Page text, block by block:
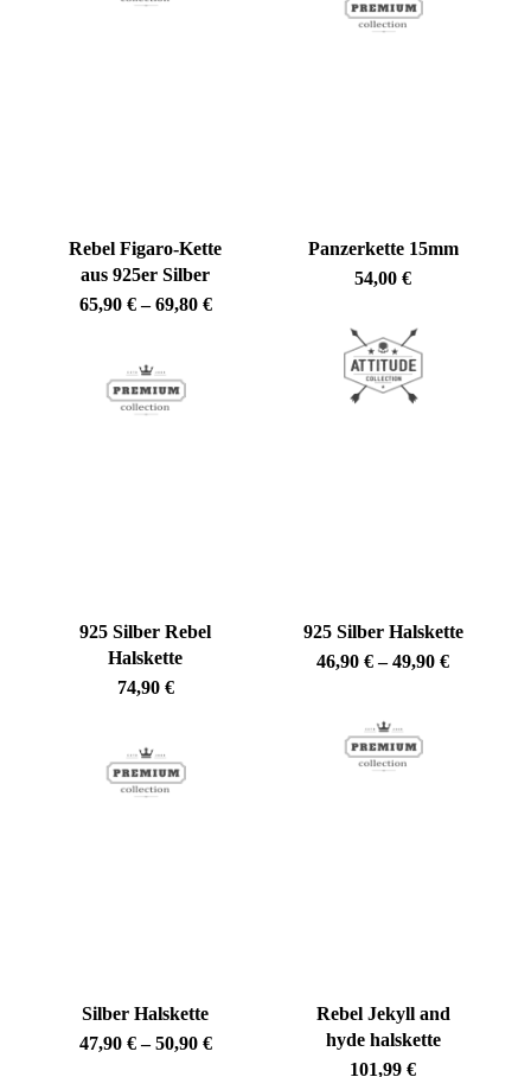
Rebel Figaro-Kette
aus 925er Silber
65,90 € –69,80 €Preisspanne:
Panzerkette 15mm
54,00€
925 Silber Rebel
Halskette
74,90 €
925 Silber Halskette
46,90€ –49,90€
Silber Halskette
47,90 € –50,90 €Preisspanne:
Rebel Jekyll and
hyde halskette
101,99€